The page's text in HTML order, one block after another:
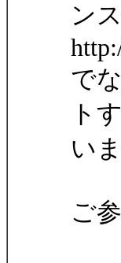
ン
で
ト
い
ご